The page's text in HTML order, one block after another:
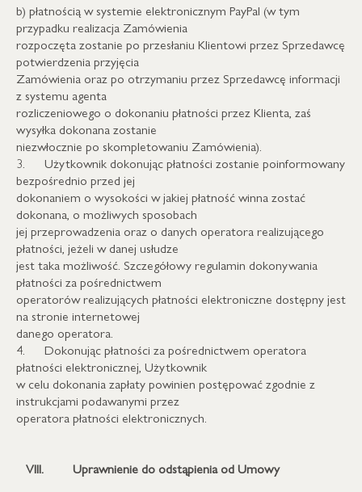
b) płatnością w systemie elektronicznym PayPal (w tym
przypadku realizacja Zamówienia
rozpoczęta zostanie po przesłaniu Klientowi przez Sprzedawcę
potwierdzenia przyjęcia
Zamówienia oraz po otrzymaniu przez Sprzedawcę informacji
z systemu agenta
rozliczeniowego o dokonaniu płatności przez Klienta, zaś
wysyłka dokonana zostanie
niezwłocznie po skompletowaniu Zamówienia).
3. Użytkownik dokonując płatności zostanie poinformowany
bezpośrednio przed jej
dokonaniem o wysokości w jakiej płatność winna zostać
dokonana, o możliwych sposobach
jej przeprowadzenia oraz o danych operatora realizującego
płatności, jeżeli w danej usłudze
jest taka możliwość. Szczegółowy regulamin dokonywania
płatności za pośrednictwem
operatorów realizujących płatności elektroniczne dostępny jest
na stronie internetowej
danego operatora.
4. Dokonując płatności za pośrednictwem operatora
płatności elektronicznej, Użytkownik
w celu dokonania zapłaty powinien postępować zgodnie z
instrukcjami podawanymi przez
operatora płatności elektronicznych.
VIII.
Uprawnienie do odstąpienia od Umowy